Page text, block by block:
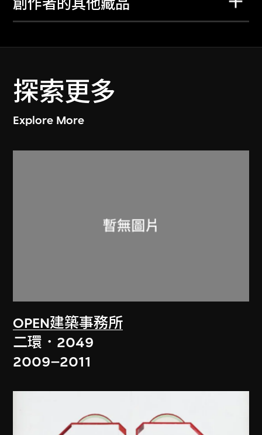
創作者的其他藏品
探索更多
Explore More
OPEN建築事務所
二環．2049
2009–2011